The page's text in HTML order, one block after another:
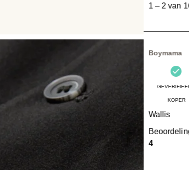
16
1 – 2 van
Boymama
KOPER
Wallis
4